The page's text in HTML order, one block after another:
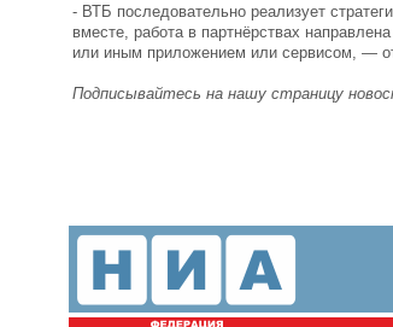
- ВТБ последовательно реализует
вместе, работа в партнёрствах
или иным приложением или сервисом, —
Подписывайтесь на нашу страницу